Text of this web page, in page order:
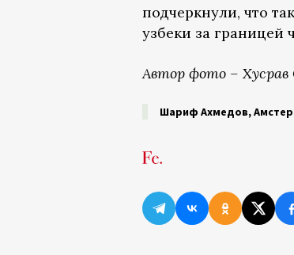
подчеркнули, что
узбеки за границей
Автор фото – Хусрав
Шариф Ахмедов,